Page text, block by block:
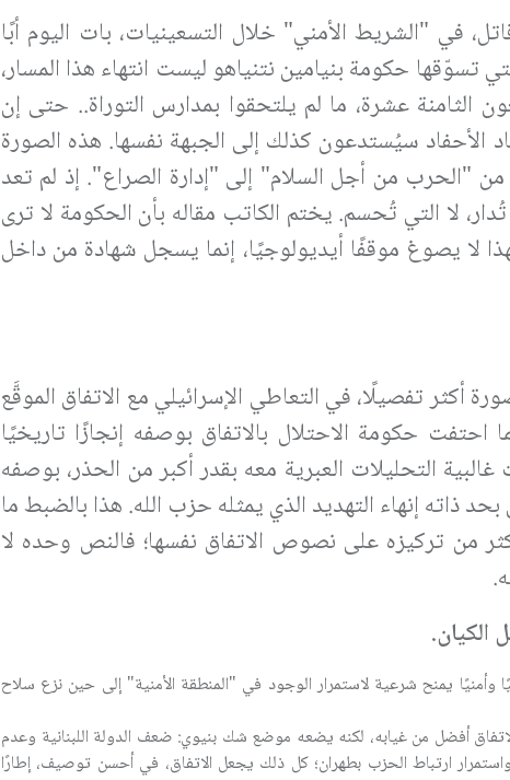
في "الشريط الأمني" خلال التسعينيات، بات اليوم أبًا
حكومة بنيامين نتنياهو ليست انتهاء هذا المسار،
الثامنة عشرة، ما لم يلتحقوا بمدارس التوراة.. حتى إن
الأحفاد سيُستدعون كذلك إلى الجبهة نفسها. هذه الصورة
"الحرب من أجل السلام" إلى "إدارة الصراع". إذ لم تعد
لا التي تُحسم. يختم الكاتب مقاله بأن الحكومة لا ترى
لا يصوغ موقفًا أيديولوجيًا، إنما يسجل شهادة من داخل
أكثر تفصيلًا، في التعاطي الإسرائيلي مع الاتفاق الموقَّع
حكومة الاحتلال بالاتفاق بوصفه إنجازًا تاريخيًا
التحليلات العبرية معه بقدر أكبر من الحذر، بوصفه
ذاته إنهاء التهديد الذي يمثله حزب الله. هذا بالضبط ما
من تركيزه على نصوص الاتفاق نفسها؛ فالنص وحده لا
الكيان.
وأمنيًا يمنح شرعية لاستمرار الوجود في "المنطقة الأمنية" إلى حين نزع سلاح
أفضل من غيابه، لكنه يضعه موضع شك بنيوي: ضعف الدولة اللبنانية وعدم
ارتباط الحزب بطهران؛ كل ذلك يجعل الاتفاق، في أحسن توصيف، إطارًا